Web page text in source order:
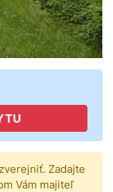
Zadajte
Vám majiteľ